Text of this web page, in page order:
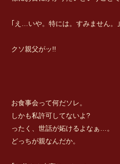
｢え…いや。特には。すみません。｣
クソ親父がッ!!
お食事会って何だソレ。
しかも私許可してないよ?
ったく、世話が妬けるよなぁ…。
どっちが親なんだか。